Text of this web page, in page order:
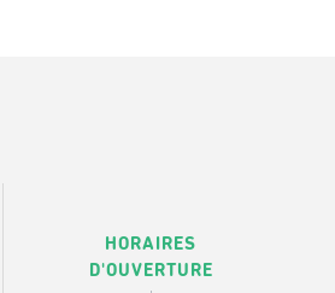
HORAIRES
D'OUVERTURE